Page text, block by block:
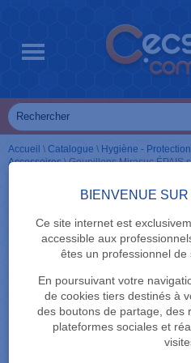
BIENVENUE
Ce site internet est
accessible aux
êtes un professionnel de
En poursuivant votre
de cookies tiers destinés à
des boutons de partage, des
plateformes sociales et
Accueil \ Catalogue \ Hygiène - Protection
Accessoires\Goupillons Mirasuc ÉPAIS